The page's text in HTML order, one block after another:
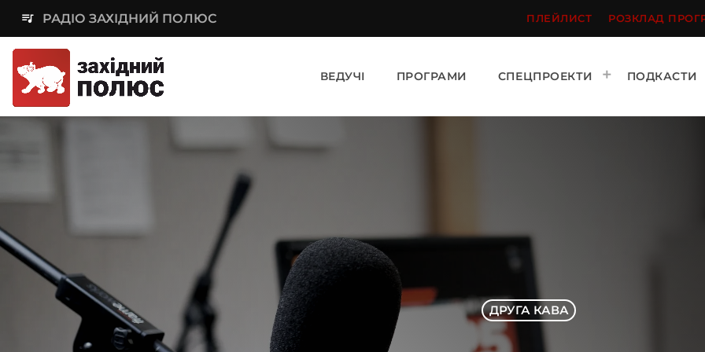
queue_music РАДІО ЗАХІДНИЙ ПОЛЮС ПЛЕЙЛИСТ РОЗКЛАД
ВЕДУЧІ ПРОГРАМИ СПЕЦПРОЕКТИ ПОДКАСТИ
ДРУГА КАВА